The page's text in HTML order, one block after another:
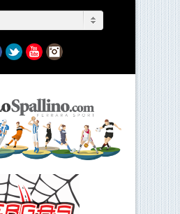
Facebook
TwitterYouTubeInstagram